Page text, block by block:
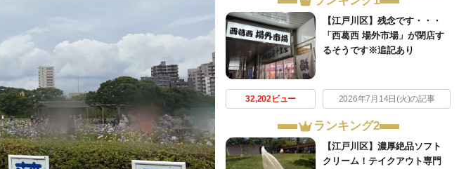
【江戸川区】残念です・・・
「西葛西 場外市場」が閉店す
るそうです※追記あり
32,202ビュー 2026年7月14日(火)の記事
ランキング2
【江戸川区】濃厚絶品ソフト
クリーム！テイクアウト専門